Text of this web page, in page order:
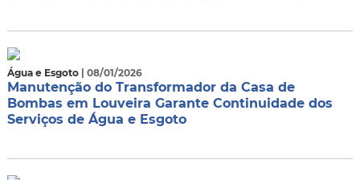
Água e Esgoto | 08/01/2026
Manutenção do Transformador da Casa de
Bombas em Louveira Garante Continuidade dos
Serviços de Água e Esgoto